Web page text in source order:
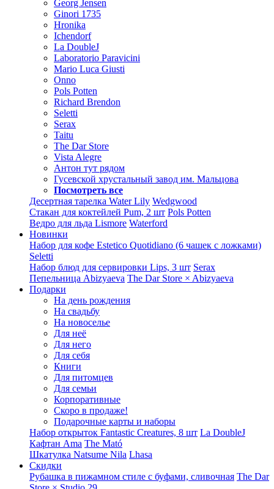
Georg Jensen
Ginori 1735
Hronika
Ichendorf
La DoubleJ
Laboratorio Paravicini
Mario Luca Giusti
Onno
Pols Potten
Richard Brendon
Seletti
Serax
Taitu
The Dar Store
Vista Alegre
Антон тут рядом
Гусевской хрустальный завод им. Мальцова
Посмотреть все
Десертная тарелка Water Lily Wedgwood
Стакан для коктейлей Pum, 2 шт Pols Potten
Ведро для льда Lismore Waterford
Новинки
Набор для кофе Estetico Quotidiano (6 чашек с ложками)
Seletti
Набор блюд для сервировки Lips, 3 шт Serax
Пепельница Abizyaeva The Dar Store × Abizyaeva
Подарки
На день рождения
На свадьбу
На новоселье
Для неё
Для него
Для себя
Книги
Для питомцев
Для семьи
Корпоративные
Скоро в продаже!
Подарочные карты и наборы
Набор открыток Fantastic Creatures, 8 шт La DoubleJ
Кафтан Ama The Mató
Шкатулка Natsume Nila Lhasa
Скидки
Рубашка в пижамном стиле с буфами, сливочная The Dar